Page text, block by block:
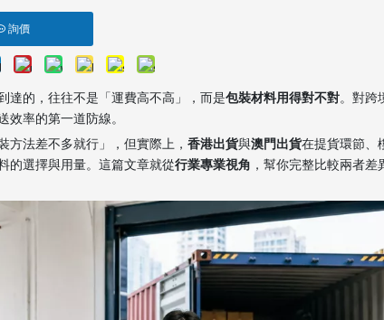
詢價
達的，往往不是「運費高不高」，而是包裝材料用得對不對。對跨
率的第一道防線。
方法差不多就行」，但實際上， 香港出貨與澳門出貨在提貨環節、
的選擇與用量。這篇文章就從行業專業視角 ，幫你完整比較兩者差